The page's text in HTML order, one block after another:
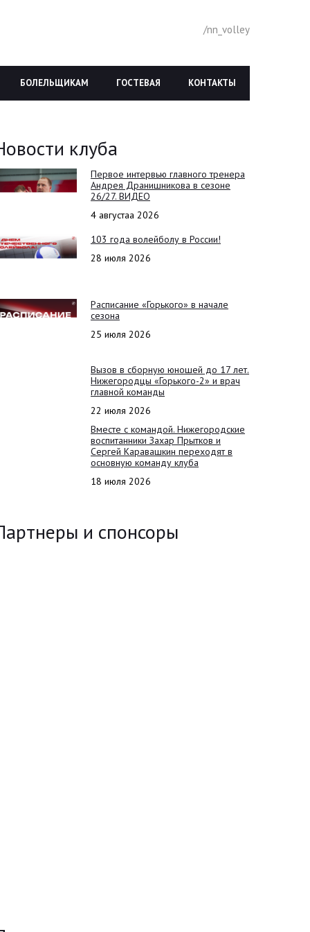
/nn_volley
КОНТАКТЫ
ГОСТЕВАЯ
БОЛЕЛЬЩИКАМ
клуба
Первое интервью главного тренера
Андрея Дранишникова в сезоне
26/27. ВИДЕО
4 августаа 2026
103 года волейболу в России!
28 июля 2026
Расписание «Горького» в начале
сезона
25 июля 2026
Вызов в сборную юношей до 17 лет.
Нижегородцы «Горького-2» и врач
главной команды
22 июля 2026
Вместе с командой. Нижегородские
воспитанники Захар Прытков и
Сергей Каравашкин переходят в
основную команду клуба
18 июля 2026
и спонсоры